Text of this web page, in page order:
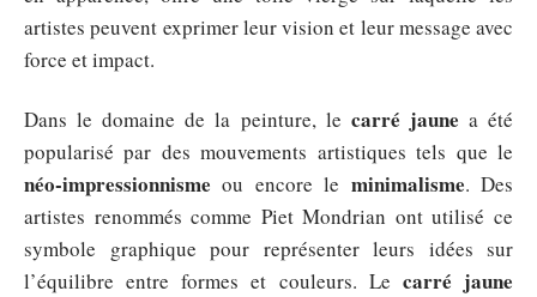
artistes peuvent exprimer leur vision et leur message avec
force et impact.
Dans le domaine de la peinture, le carré jaune a été
popularisé par des mouvements artistiques tels que le
néo-impressionnisme ou encore le minimalisme. Des
artistes renommés comme Piet Mondrian ont utilisé ce
symbole graphique pour représenter leurs idées sur
l’équilibre entre formes et couleurs. Le carré jaune